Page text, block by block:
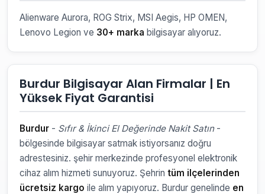
Alienware Aurora, ROG Strix, MSI Aegis, HP OMEN,
Lenovo Legion ve 30+ marka bilgisayar alıyoruz.
Burdur Bilgisayar Alan Firmalar | En
Yüksek Fiyat Garantisi
Burdur - Sıfır & İkinci El Değerinde Nakit Satın-
bölgesinde bilgisayar satmak istiyorsanız doğru
adrestesiniz. şehir merkezinde profesyonel elektronik
cihaz alım hizmeti sunuyoruz. Şehrin tüm ilçelerinden
ücretsiz kargo ile alım yapıyoruz. Burdur genelinde en